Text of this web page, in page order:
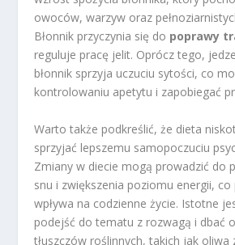
owoców, warzyw oraz
Błonnik przyczynia się do poprawy
reguluje pracę jelit. Oprócz tego,
błonnik sprzyja uczuciu sytości, co
kontrolowaniu apetytu i zapobiegać
Warto także podkreślić, że dieta
sprzyjać lepszemu samopoczuciu
Zmiany w diecie mogą prowadzić do
snu i zwiększenia poziomu energii,
wpływa na codzienne życie. Istotne
podejść do tematu z rozwagą i dbać
tłuszczów roślinnych, takich jak oliwa